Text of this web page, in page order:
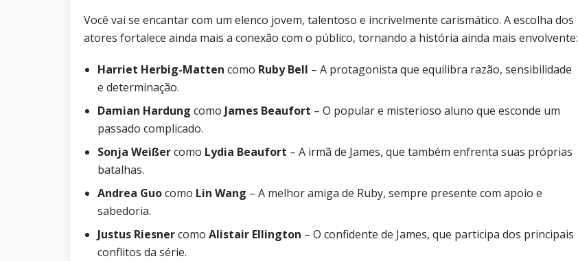
Você vai se encantar com um elenco jovem, talentoso e incrivelmente carismático. A escolha dos
atores fortalece ainda mais a conexão com o público, tornando a história ainda mais envolvente:
Harriet Herbig-Matten como Ruby Bell – A protagonista que equilibra razão, sensibilidade
e determinação.
Damian Hardung como James Beaufort – O popular e misterioso aluno que esconde um
passado complicado.
Sonja Weißercomo Lydia Beaufort – A irmã de James, que também enfrenta suas próprias
batalhas.
Andrea Guocomo Lin Wang – A melhor amiga de Ruby, sempre presente com apoio e
sabedoria.
Justus Riesnercomo Alistair Ellington – O confidente de James, que participa dos principais
conflitos da série.